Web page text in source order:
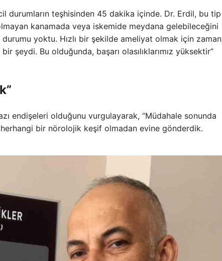
durumların teşhisinden 45 dakika içinde. Dr. Erdil, bu tip
kanamada veya iskemide meydana gelebileceğini
yoktu. Hızlı bir şekilde ameliyat olmak için zaman
Bu olduğunda, başarı olasılıklarımız yüksektir”
endişeleri olduğunu vurgulayarak, “Müdahale sonunda
herhangi bir nörolojik keşif olmadan evine gönderdik.